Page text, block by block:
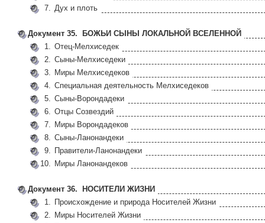
7. Дух и плоть
Документ 35. БОЖЬИ СЫНЫ ЛОКАЛЬНОЙ ВСЕЛЕННОЙ
1. Отец-Мелхиседек
2. Сыны-Мелхиседеки
3. Миры Мелхиседеков
4. Специальная деятельность Мелхиседеков
5. Сыны-Ворондадеки
6. Отцы Созвездий
7. Миры Ворондадеков
8. Сыны-Ланонандеки
9. Правители-Ланонандеки
10. Миры Ланонандеков
Документ 36. НОСИТЕЛИ ЖИЗНИ
1. Происхождение и природа Носителей Жизни
2. Миры Носителей Жизни